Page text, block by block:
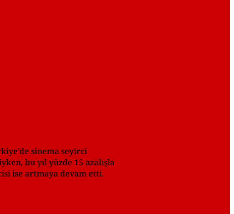
sinema seyirci
bu yıl yüzde 15 azalışla
ise artmaya devam etti.